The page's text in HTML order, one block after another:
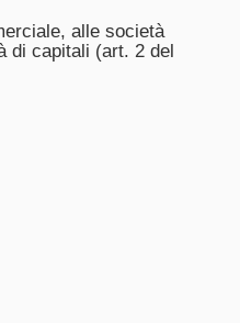
alle società
di capitali (art. 2 del